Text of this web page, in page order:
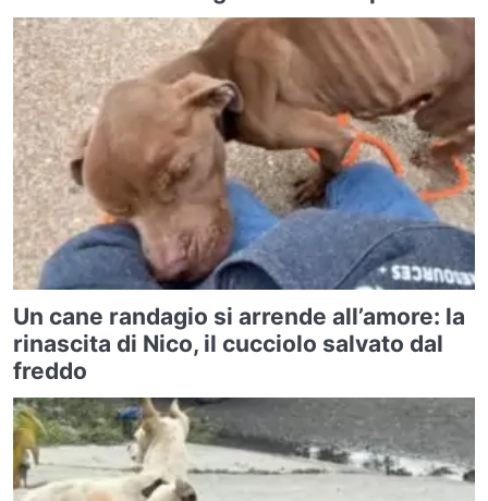
Un cane randagio si arrende all’amore: la
rinascita di Nico, il cucciolo salvato dal
freddo